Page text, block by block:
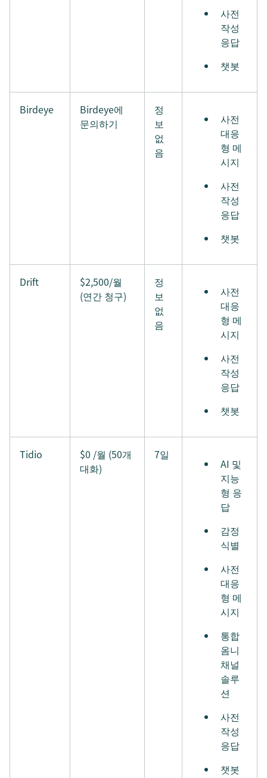
사전
작성
응답
챗봇
Birdeye
Birdeye에
문의하기
정
보
없
음
사전
대응
형 메
시지
사전
작성
응답
챗봇
Drift
$2,500/월
(연간 청구)
정
보
없
음
사전
대응
형 메
시지
사전
작성
응답
챗봇
Tidio
$0 /월 (50개
대화)
7일
AI 및
지능
형 응
답
감정
식별
사전
대응
형 메
시지
통합
옴니
채널
솔루
션
사전
작성
응답
챗봇